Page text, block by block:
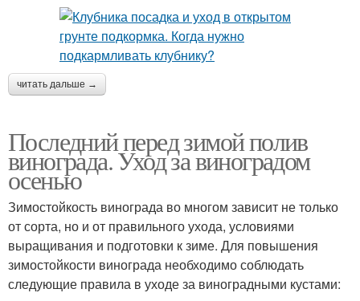
читать дальше →
Последний перед зимой полив
винограда. Уход за виноградом
осенью
Зимостойкость винограда во многом зависит не только
от сорта, но и от правильного ухода, условиями
выращивания и подготовки к зиме. Для повышения
зимостойкости винограда необходимо соблюдать
следующие правила в уходе за виноградными кустами: